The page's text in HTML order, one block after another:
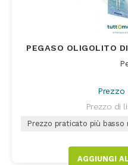
PEGASO OLIGOLITO
Prezzo
Prezzo di
Prezzo praticato più
AGGIUNGI